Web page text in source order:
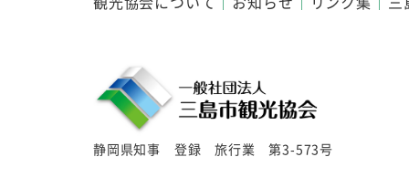
静岡県知事 登録 旅行業 第3-573号